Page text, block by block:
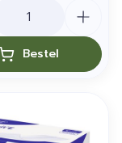
Bestel